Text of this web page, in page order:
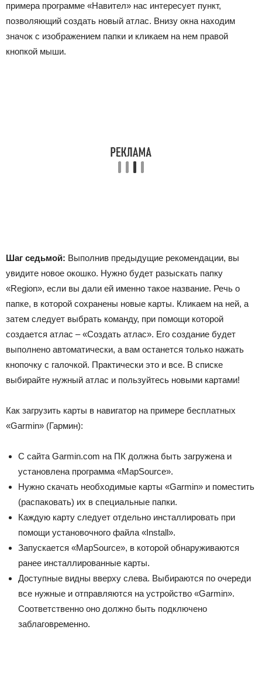
примера программе «Навител» нас интересует пункт,
позволяющий создать новый атлас. Внизу окна находим
значок с изображением папки и кликаем на нем правой
кнопкой мыши.
Шаг седьмой: Выполнив предыдущие рекомендации, вы
увидите новое окошко. Нужно будет разыскать папку
«Region», если вы дали ей именно такое название. Речь о
папке, в которой сохранены новые карты. Кликаем на ней, а
затем следует выбрать команду, при помощи которой
создается атлас – «Создать атлас». Его создание будет
выполнено автоматически, а вам останется только нажать
кнопочку с галочкой. Практически это и все. В списке
выбирайте нужный атлас и пользуйтесь новыми картами!
Как загрузить карты в навигатор на примере бесплатных
«Garmin» (Гармин):
С сайта Garmin.com на ПК должна быть загружена и
установлена программа «MapSource».
Нужно скачать необходимые карты «Garmin» и поместить
(распаковать) их в специальные папки.
Каждую карту следует отдельно инсталлировать при
помощи установочного файла «Install».
Запускается «MapSource», в которой обнаруживаются
ранее инсталлированные карты.
Доступные видны вверху слева. Выбираются по очереди
все нужные и отправляются на устройство «Garmin».
Соответственно оно должно быть подключено
заблаговременно.